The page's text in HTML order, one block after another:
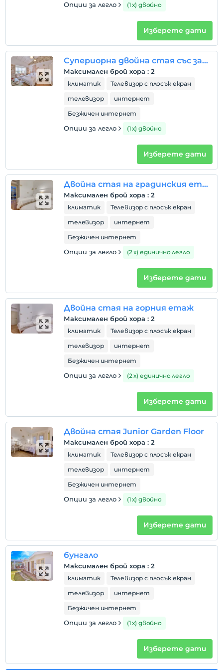
Опции за легло (1 х) двойно
Изберете дати
Супериорна двойна стая със залив
Максимален брой хора : 2
климатик
Телевизор с плосък екран
телевизор
интернет
Безжичен интернет
Опции за легло (1 х) двойно
Изберете дати
Двойна стая на градинския етаж
Максимален брой хора : 2
климатик
Телевизор с плосък екран
телевизор
интернет
Безжичен интернет
Опции за легло (2 х) единично легло
Изберете дати
Двойна стая на горния етаж
Максимален брой хора : 2
климатик
Телевизор с плосък екран
телевизор
интернет
Безжичен интернет
Опции за легло (2 х) единично легло
Изберете дати
Двойна стая Junior Garden Floor
Максимален брой хора : 2
климатик
Телевизор с плосък екран
телевизор
интернет
Безжичен интернет
Опции за легло (1 х) двойно
Изберете дати
бунгало
Максимален брой хора : 2
климатик
Телевизор с плосък екран
телевизор
интернет
Безжичен интернет
Опции за легло (1 х) двойно
Изберете дати